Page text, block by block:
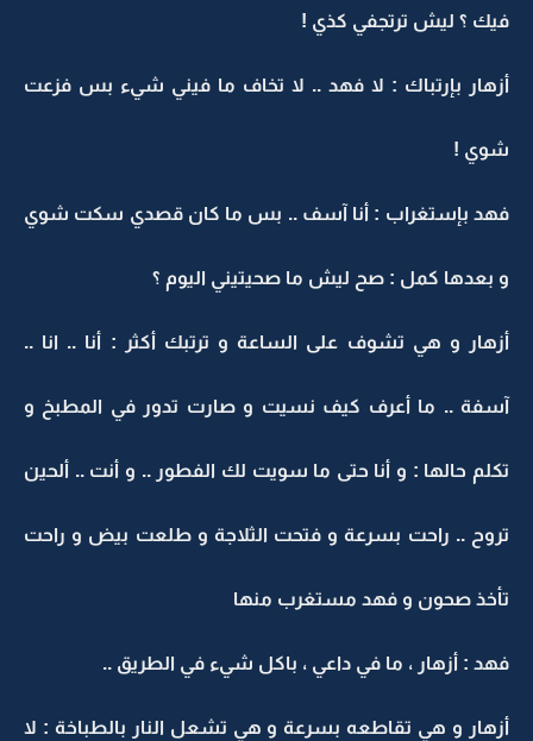
فيك ؟ ليش ترتجفي كذي !
أزهار بإرتباك : لا فهد .. لا تخاف ما فيني شيء بس فزعت
شوي !
فهد بإستغراب : أنا آسف .. بس ما كان قصدي سكت شوي
و بعدها كمل : صح ليش ما صحيتيني اليوم ؟
أزهار و هي تشوف على الساعة و ترتبك أكثر : أنا .. انا ..
آسفة .. ما أعرف كيف نسيت و صارت تدور في المطبخ و
تكلم حالها : و أنا حتى ما سويت لك الفطور .. و أنت .. ألحين
تروح .. راحت بسرعة و فتحت الثلاجة و طلعت بيض و راحت
تأخذ صحون و فهد مستغرب منها
فهد : أزهار ، ما في داعي ، باكل شيء في الطريق ..
أزهار و هي تقاطعه بسرعة و هي تشعل النار بالطباخة : لا